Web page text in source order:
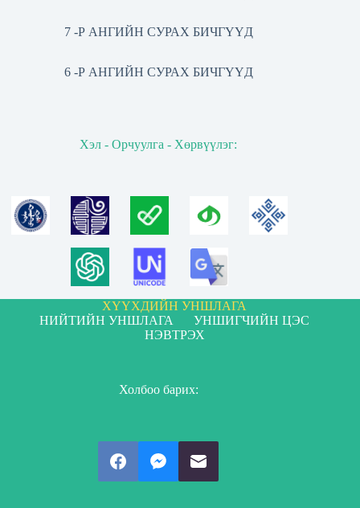
7 -Р АНГИЙН СУРАХ БИЧГҮҮД
6 -Р АНГИЙН СУРАХ БИЧГҮҮД
Хэл - Орчуулга - Хөрвүүлэг:
ХҮҮХДИЙН УНШЛАГА
НИЙТИЙН УНШЛАГА
УНШИГЧИЙН ЦЭС
НЭВТРЭХ
Холбоо барих: